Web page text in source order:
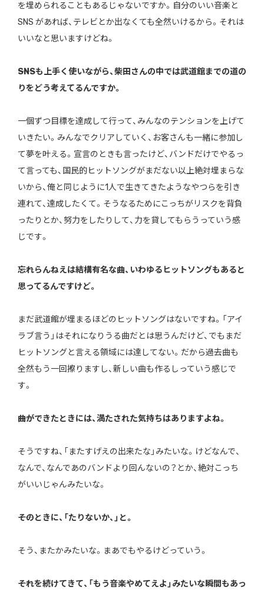
を埋められることもあるじゃないですか。自分のいい音楽と
SNS があれば、テレビとか出なくても全然いけるから。それは
いいなと思いますけどね。
――SNSも上手く使いながら、柴田さんの中では武道館までの道の
りをどう考えてるんですか。
一個ずつ目標を達成して行って、みんなのテンションを上げて
いきたい。みんなでクリアしていく、お客さんも一緒に参加し
て夢を叶える。宣言のときも言ったけど、バンドだけでやるっ
て言っても、国民的ヒットソングがまだない以上絶対埋まらな
いから、俺と同じように1人で生きてきたようなやつらを引き
連れて、達成したくて。そうなるためにこっちがリスクを背負
ったりとか、努力をしたりして、力を貸してもらうっていう感
じです。
――忘れらんねえは結構有名な曲、いわゆるヒットソングもあると
思ってるんですけど。
まだ武道館が埋まるほどのヒットソングはないですね。「アイ
ラブ言う」はそれになりうる曲だとは思うんだけど、でもまだ
ヒットソングと言える領域には達してない。だから過去曲も
全然もう一回擦りますし、新しい曲も作るしっていう感じで
す。
――曲ができたときには、満たされた気持ちはありますよね。
そうですね、「またすげえの出来たな」みたいな。けどなんで、
なんで、なんであのバンドより回んないの？とか、絶対こっち
がいいじゃんみたいな。
――そのときに、「たりないか、」と。
そう、またかみたいな。まあでもやるけどっていう。
――それを続けてきて、「もう音楽やめてえよ」みたいな瞬間もあっ